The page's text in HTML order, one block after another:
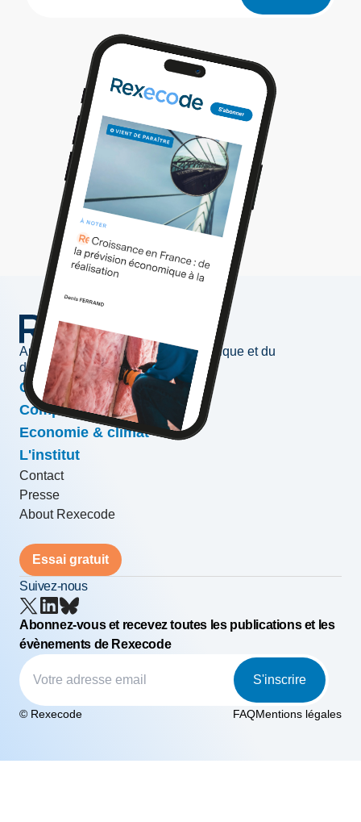
Au service de l'information économique et du
développement des entreprises
Conjoncture & prévisions
Compétitivité & croissance
Economie & climat
L'institut
Contact
Presse
About Rexecode
Essai gratuit
Suivez-nous
Abonnez-vous et recevez toutes les publications et les
évènements de Rexecode
S'inscrire
© Rexecode FAQMentions légales